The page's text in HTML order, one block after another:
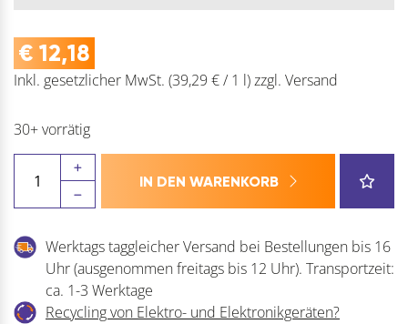
€ 12,18
Inkl. gesetzlicher MwSt. (39,29 € / 1 l)zzgl. Versand
30+ vorrätig
ILLBRUCK
Bausilikon
FA150
Menge
IN DEN WARENKORB
Werktags taggleicher Versand bei Bestellungen bis 16
Uhr (ausgenommen freitags bis 12 Uhr). Transportzeit:
ca. 1-3 Werktage
Recycling von Elektro- und Elektronikgeräten?